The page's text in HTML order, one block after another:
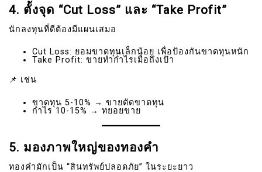
4. ตั้งจุด “Cut Loss” และ “Take Profit”
นักลงทุนที่ดีต้องมีแผนเสมอ
Cut Loss: ยอมขาดทุนเล็กน้อย เพื่อป้องกันขาดทุนหนัก
Take Profit: ขายทำกำไรเมื่อถึงเป้า
📌 เช่น
ขาดทุน 5-10% → ขายตัดขาดทุน
กำไร 10-15% → ทยอยขาย
5. มองภาพใหญ่ของทองคำ
ทองคำมักเป็น “สินทรัพย์ปลอดภัย” ในระยะยาว